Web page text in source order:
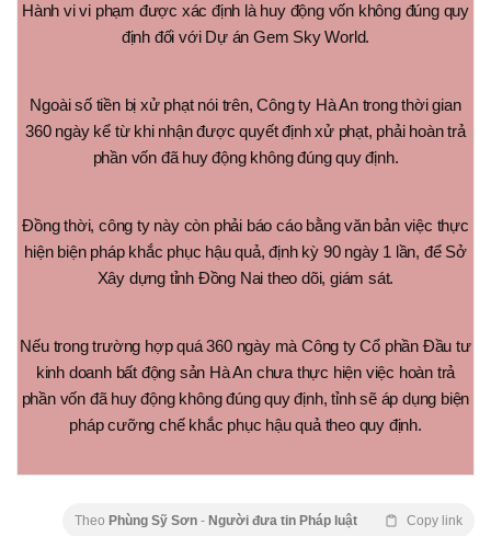
Hành vi vi phạm được xác định là huy động vốn không đúng quy
định đối với Dự án Gem Sky World.
Ngoài số tiền bị xử phạt nói trên, Công ty Hà An trong thời gian
360 ngày kể từ khi nhận được quyết định xử phạt, phải hoàn trả
phần vốn đã huy động không đúng quy định.
Đồng thời, công ty này còn phải báo cáo bằng văn bản việc thực
hiện biện pháp khắc phục hậu quả, định kỳ 90 ngày 1 lần, để Sở
Xây dựng tỉnh Đồng Nai theo dõi, giám sát.
Nếu trong trường hợp quá 360 ngày mà Công ty Cổ phần Đầu tư
kinh doanh bất động sản Hà An chưa thực hiện việc hoàn trả
phần vốn đã huy động không đúng quy định, tỉnh sẽ áp dụng biện
pháp cưỡng chế khắc phục hậu quả theo quy định.
Theo Phùng Sỹ Sơn - Người đưa tin Pháp luật Copy link